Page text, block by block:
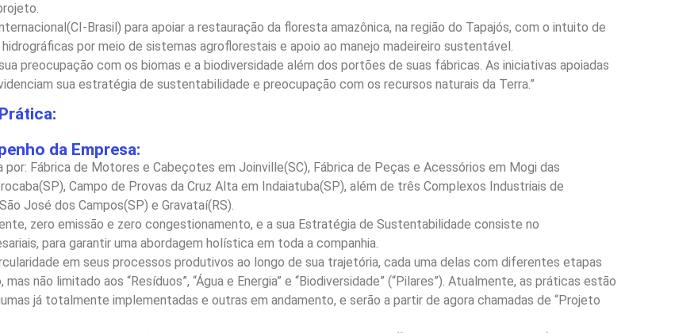
Brasil) para apoiar a restauração da floresta amazônica, na região do Tapajós, com o intuito de
por meio de sistemas agroflorestais e apoio ao manejo madeireiro sustentável.
preocupação com os biomas e a biodiversidade além dos portões de suas fábricas. As iniciativas apoiadas
sua estratégia de sustentabilidade e preocupação com os recursos naturais da Terra.”
da Empresa:
Fábrica de Motores e Cabeçotes em Joinville(SC), Fábrica de Peças e Acessórios em Mogi das
Campo de Provas da Cruz Alta em Indaiatuba(SP), além de três Complexos Industriais de
José dos Campos(SP) e Gravataí(RS).
zero emissão e zero congestionamento, e a sua Estratégia de Sustentabilidade consiste no
para garantir uma abordagem holística em toda a companhia.
em seus processos produtivos ao longo de sua trajetória, cada uma delas com diferentes etapas
não limitado aos “Resíduos”, “Água e Energia” e “Biodiversidade” (“Pilares”). Atualmente, as práticas estão
já totalmente implementadas e outras em andamento, e serão a partir de agora chamadas de “Projeto